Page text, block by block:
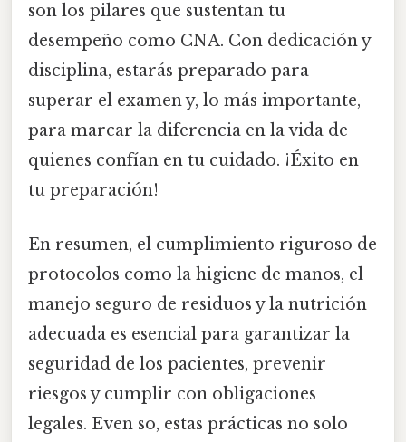
son los pilares que sustentan tu
desempeño como CNA. Con dedicación y
disciplina, estarás preparado para
superar el examen y, lo más importante,
para marcar la diferencia en la vida de
quienes confían en tu cuidado. ¡Éxito en
tu preparación!
En resumen, el cumplimiento riguroso de
protocolos como la higiene de manos, el
manejo seguro de residuos y la nutrición
adecuada es esencial para garantizar la
seguridad de los pacientes, prevenir
riesgos y cumplir con obligaciones
legales. Even so, estas prácticas no solo